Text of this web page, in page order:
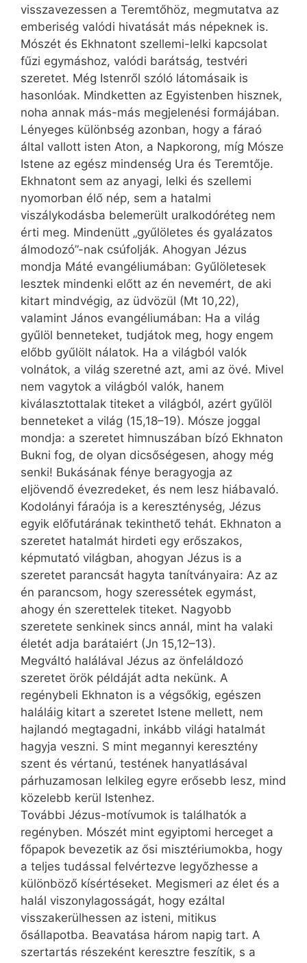
visszavezessen a Teremtőhöz, megmutatva az
emberiség valódi hivatását más népeknek is.
Mószét és Ekhnatont szellemi-lelki kapcsolat
fűzi egymáshoz, valódi barátság, testvéri
szeretet. Még Istenről szóló látomásaik is
hasonlóak. Mindketten az Egyistenben hisznek,
noha annak más-más megjelenési formájában.
Lényeges különbség azonban, hogy a fáraó
által vallott isten Aton, a Napkorong, míg Mósze
Istene az egész mindenség Ura és Teremtője.
Ekhnatont sem az anyagi, lelki és szellemi
nyomorban élő nép, sem a hatalmi
viszálykodásba belemerült uralkodóréteg nem
érti meg. Mindenütt „gyűlöletes és gyalázatos
álmodozó”-nak csúfolják. Ahogyan Jézus
mondja Máté evangéliumában: Gyűlöletesek
lesztek mindenki előtt az én nevemért, de aki
kitart mindvégig, az üdvözül (Mt 10,22),
valamint János evangéliumában: Ha a világ
gyűlöl benneteket, tudjátok meg, hogy engem
előbb gyűlölt nálatok. Ha a világból valók
volnátok, a világ szeretné azt, ami az övé. Mivel
nem vagytok a világból valók, hanem
kiválasztottalak titeket a világból, azért gyűlöl
benneteket a világ (15,18–19). Mósze joggal
mondja: a szeretet himnuszában bízó Ekhnaton
Bukni fog, de olyan dicsőségesen, ahogy még
senki! Bukásának fénye beragyogja az
eljövendő évezredeket, és nem lesz hiábavaló.
Kodolányi fáraója is a kereszténység, Jézus
egyik előfutárának tekinthető tehát. Ekhnaton a
szeretet hatalmát hirdeti egy erőszakos,
képmutató világban, ahogyan Jézus is a
szeretet parancsát hagyta tanítványaira: Az az
én parancsom, hogy szeressétek egymást,
ahogy én szerettelek titeket. Nagyobb
szeretete senkinek sincs annál, mint ha valaki
életét adja barátaiért (Jn 15,12–13).
Megváltó halálával Jézus az önfeláldozó
szeretet örök példáját adta nekünk. A
regénybeli Ekhnaton is a végsőkig, egészen
haláláig kitart a szeretet Istene mellett, nem
hajlandó megtagadni, inkább világi hatalmát
hagyja veszni. S mint megannyi keresztény
szent és vértanú, testének hanyatlásával
párhuzamosan lelkileg egyre erősebb lesz, mind
közelebb kerül Istenhez.
További Jézus-motívumok is találhatók a
regényben. Mószét mint egyiptomi herceget a
főpapok bevezetik az ősi misztériumokba, hogy
a teljes tudással felvértezve legyőzhesse a
különböző kísértéseket. Megismeri az élet és a
halál viszonylagosságát, hogy ezáltal
visszakerülhessen az isteni, mitikus
ősállapotba. Beavatása három napig tart. A
szertartás részeként keresztre feszítik, s a